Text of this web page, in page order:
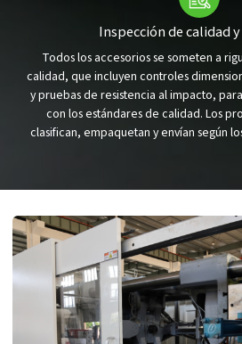
Inspección de calidad
Todos los accesorios se someten a
calidad, que incluyen controles
y pruebas de resistencia al impacto,
con los estándares de calidad. Los
clasifican, empaquetan y envían según